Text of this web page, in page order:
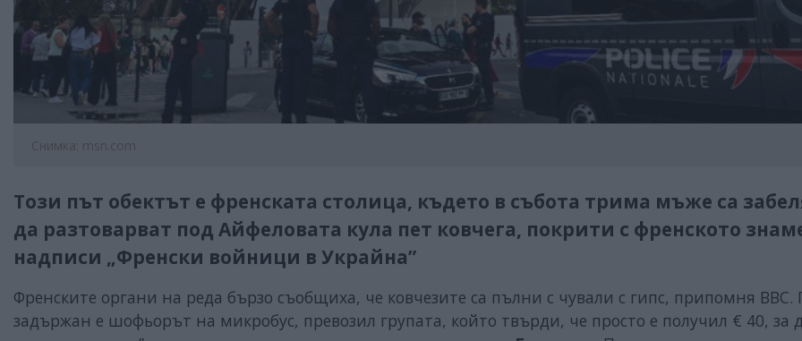
Снимка: msn.com
Този път обектът е френската столица, където в събота трима мъже са
да разтоварват под Айфеловата кула пет ковчега, покрити с френското
надписи „Френски войници в Украйна”
Френските органи на реда бързо съобщиха, че ковчезите са пълни с чували с гипс, припомня ВВС.
задържан е шофьорът на микробус, превозил групата, който твърди, че просто е получил € 40, за